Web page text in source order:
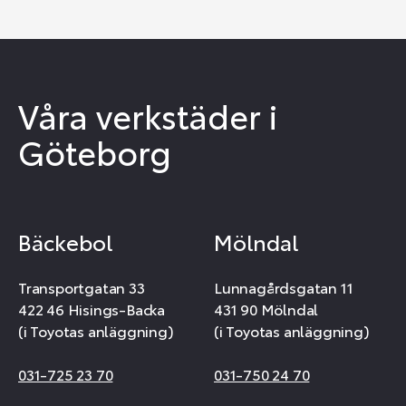
Våra verkstäder i
Göteborg
Bäckebol
Transportgatan 33
422 46 Hisings-Backa
(i Toyotas anläggning)
031-725 23 70
Mölndal
Lunnagårdsgatan 11
431 90 Mölndal
(i Toyotas anläggning)
031-750 24 70